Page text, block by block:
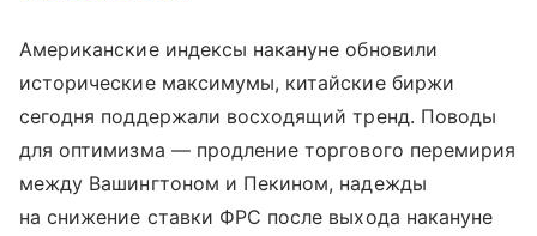
Американские индексы накануне обновили
исторические максимумы, китайские биржи
сегодня поддержали восходящий тренд. Поводы
для оптимизма — продление торгового перемирия
между Вашингтоном и Пекином, надежды
на снижение ставки ФРС после выхода накануне